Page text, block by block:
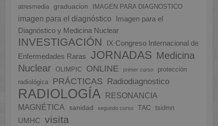
atresmedia
graduacion IMAGEN PARA DIAGNOSTICO
imagen para el diagnóstico
Imagen para el
Diagnóstico y Medicina Nuclear
INVESTIGACIÓN
IX Congreso Internacional de
Enfermedades Raras
JORNADAS Medicina
Nuclear
OLIMPIC ONLINE primer curso
protección
radiológica
PRÁCTICAS Radiodiagnostico
RADIOLOGÍA
RESONANCIA
MAGNÉTICA
sanidad segundo curso TAC tsidmn
UMHC visita